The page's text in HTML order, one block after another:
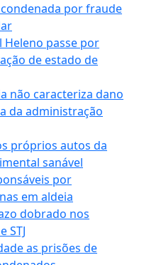
por fraude
Heleno passe por
de estado de
não caracteriza dano
da administração
próprios autos da
sanável
por
em aldeia
dobrado nos
STJ
as prisões de